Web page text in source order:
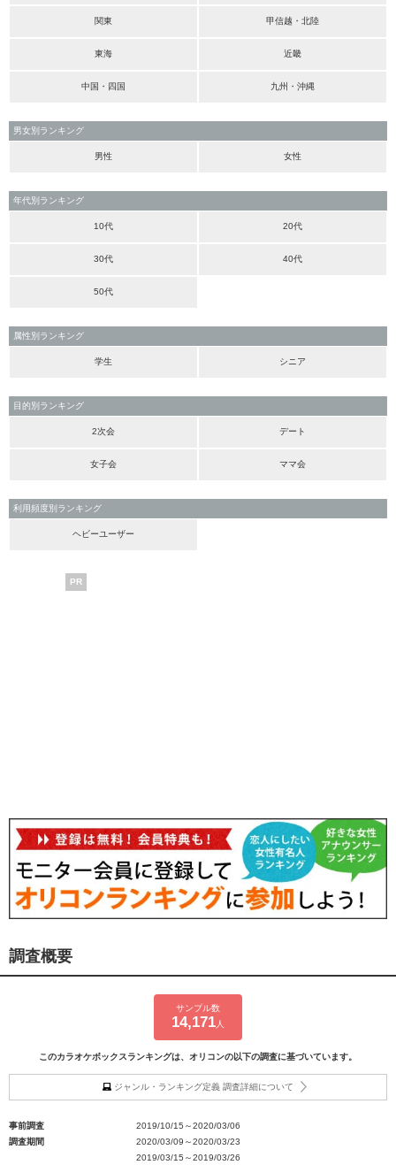
関東 甲信越・北陸
東海 近畿
中国・四国 九州・沖縄
男女別ランキング
男性 女性
年代別ランキング
10代 20代
30代 40代
50代
属性別ランキング
学生 シニア
目的別ランキング
2次会 デート
女子会 ママ会
利用頻度別ランキング
ヘビーユーザー
PR
調査概要
サンプル数
14,171人
このカラオケボックスランキングは、オリコンの以下の調査に基づいています。
ジャンル・ランキング定義 調査詳細について
事前調査
2019/10/15～2020/03/06
調査期間
2020/03/09～2020/03/23
2019/03/15～2019/03/26